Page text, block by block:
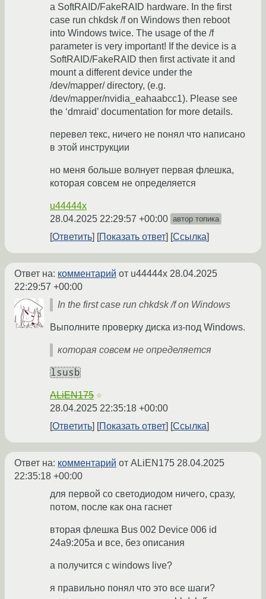
a SoftRAID/FakeRAID hardware. In the first
case run chkdsk /f on Windows then reboot
into Windows twice. The usage of the /f
parameter is very important! If the device is a
SoftRAID/FakeRAID then first activate it and
mount a different device under the
/dev/mapper/ directory, (e.g.
/dev/mapper/nvidia_eahaabcc1). Please see
the ‘dmraid’ documentation for more details.
перевел текс, ничего не понял что написано
в этой инструкции
но меня больше волнует первая флешка,
которая совсем не определяется
u44444x
28.04.2025 22:29:57 +00:00 автор топика
Ответить Показать ответ Ссылка
Ответ на: комментарий от u44444x 28.04.2025
22:29:57 +00:00
In the first case run chkdsk /f on Windows
Выполните проверку диска из-под Windows.
которая совсем не определяется
lsusb
ALiEN175 ☆
28.04.2025 22:35:18 +00:00
Ответить
Показать ответ Ссылка
Ответ на: комментарий от ALiEN175 28.04.2025
22:35:18 +00:00
для первой со светодиодом ничего, сразу,
потом, после как она гаснет
вторая флешка Bus 002 Device 006 id
24a9:205a и все, без описания
а получится с windows live?
я правильно понял что это все шаги?